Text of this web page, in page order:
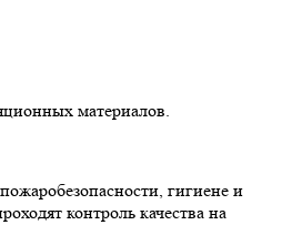
материалов.
гигиене и
контроль качества на